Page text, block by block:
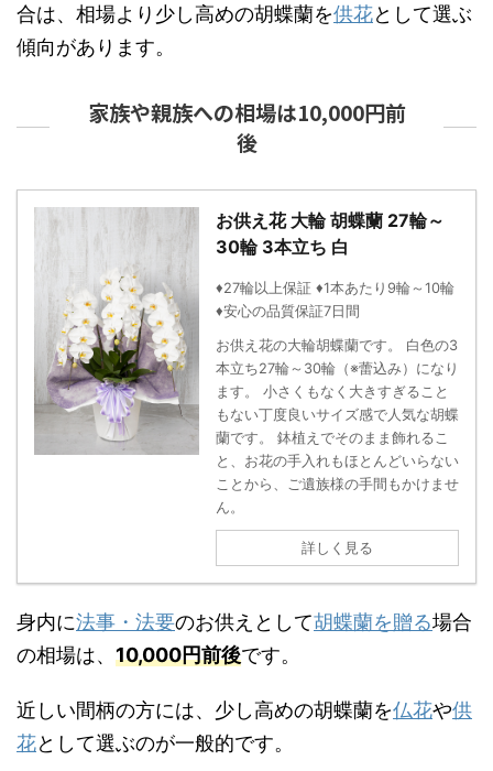
合は、相場より少し高めの胡蝶蘭を供花として選ぶ
傾向があります。
家族や親族への相場は10,000円前
後
お供え花 大輪 胡蝶蘭 27輪～
30輪 3本立ち 白
♦27輪以上保証 ♦1本あたり9輪～10輪
♦安心の品質保証7日間
お供え花の大輪胡蝶蘭です。 白色の3
本立ち27輪～30輪（※蕾込み）になり
ます。 小さくもなく大きすぎること
もない丁度良いサイズ感で人気な胡蝶
蘭です。 鉢植えでそのまま飾れるこ
と、お花の手入れもほとんどいらない
ことから、ご遺族様の手間もかけませ
ん。
詳しく見る
身内に法事・法要のお供えとして胡蝶蘭を贈る場合
の相場は、 10,000円前後です。
近しい間柄の方には、少し高めの胡蝶蘭を仏花や供
花として選ぶのが一般的です。